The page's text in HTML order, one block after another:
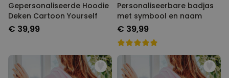
Gepersonaliseerde Hoodie
Deken Cartoon Yourself
€ 39,99
Personaliseerbare badjas
met symbool en naam
€ 39,99